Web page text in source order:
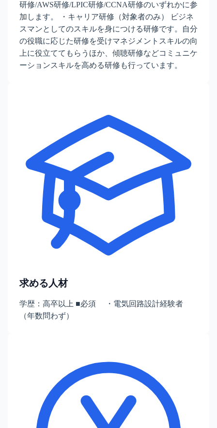
研修/AWS研修/LPIC研修/CCNA研修のいずれかに参
加します。 ・キャリア研修（対象者のみ） ビジネ
スマンとしてのスキルを身につける研修です。自分
の役職に応じた研修を受けマネジメントスキルの向
上に役立ててもらうほか、傾聴研修などコミュニケ
ーションスキルを高める研修も行っています。
求める人材
学歴：高卒以上 ■必須 ・電気回路設計経験者
（年数問わず）